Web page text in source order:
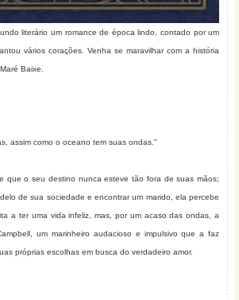
literário um romance de época lindo, contado por um
vários corações. Venha se maravilhar com a história
Baixe.
assim como o oceano tem suas ondas."
que o seu destino nunca esteve tão fora de suas mãos;
de sua sociedade e encontrar um marido, ela percebe
a ter uma vida infeliz, mas, por um acaso das ondas, a
um marinheiro audacioso e impulsivo que a faz
próprias escolhas em busca do verdadeiro amor.